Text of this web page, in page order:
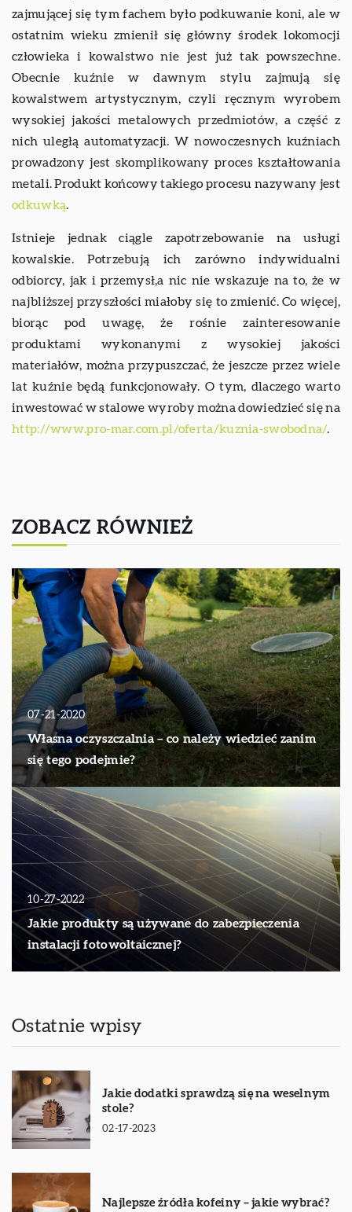
zajmującej się tym fachem było podkuwanie koni, ale w
ostatnim wieku zmienił się główny środek lokomocji
człowieka i kowalstwo nie jest już tak powszechne.
Obecnie kuźnie w dawnym stylu zajmują się
kowalstwem artystycznym, czyli ręcznym wyrobem
wysokiej jakości metalowych przedmiotów, a część z
nich uległą automatyzacji. W nowoczesnych kuźniach
prowadzony jest skomplikowany proces kształtowania
metali. Produkt końcowy takiego procesu nazywany jest
odkuwką.
Istnieje jednak ciągle zapotrzebowanie na usługi
kowalskie. Potrzebują ich zarówno indywidualni
odbiorcy, jak i przemysł,a nic nie wskazuje na to, że w
najbliższej przyszłości miałoby się to zmienić. Co więcej,
biorąc pod uwagę, że rośnie zainteresowanie
produktami wykonanymi z wysokiej jakości
materiałów, można przypuszczać, że jeszcze przez wiele
lat kuźnie będą funkcjonowały. O tym, dlaczego warto
inwestować w stalowe wyroby można dowiedzieć się na
http://www.pro-mar.com.pl/oferta/kuznia-swobodna/.
ZOBACZ RÓWNIEŻ
07-21-2020
Własna oczyszczalnia – co należy wiedzieć zanim
się tego podejmie?
10-27-2022
Jakie produkty są używane do zabezpieczenia
instalacji fotowoltaicznej?
Ostatnie wpisy
Jakie dodatki sprawdzą się na weselnym
stole?
02-17-2023
Najlepsze źródła kofeiny – jakie wybrać?